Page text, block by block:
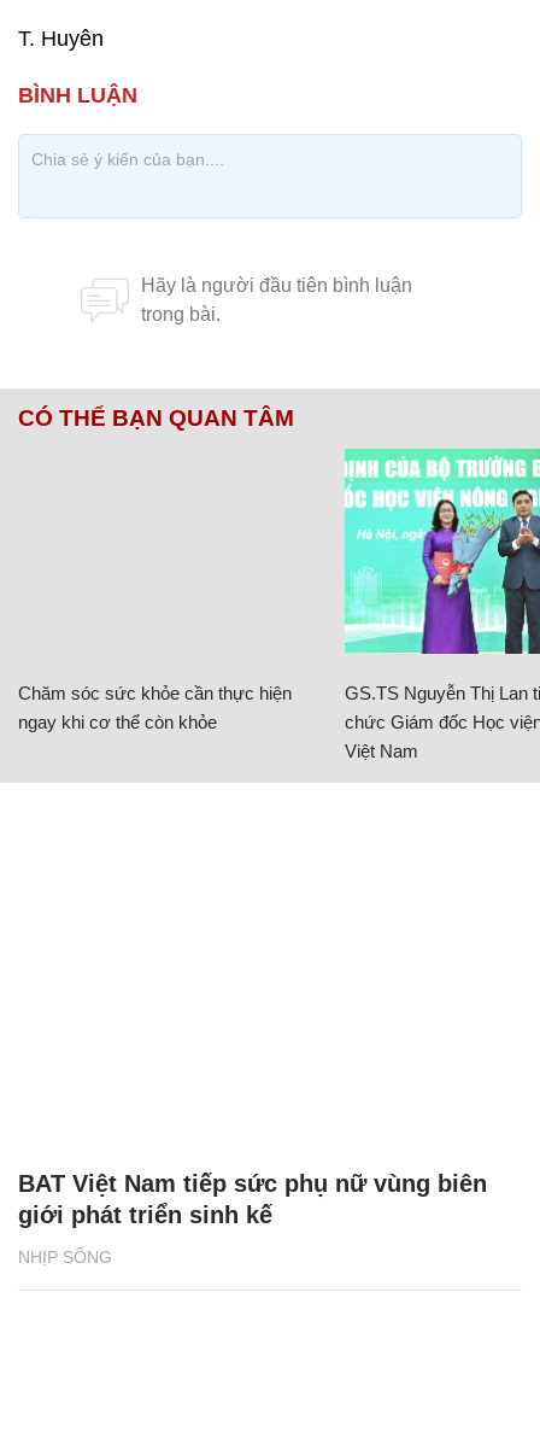
T. Huyên
CÓ THỂ BẠN QUAN TÂM
Chăm sóc sức khỏe cần thực hiện
ngay khi cơ thể còn khỏe
GS.TS Nguyễn Thị Lan
chức Giám đốc Học
Việt Nam
NHỊP SỐNG
BAT Việt Nam tiếp sức phụ nữ vùng biên
giới phát triển sinh kế